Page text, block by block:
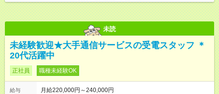
未読
未経験歓迎★大手通信サービスの受電スタッフ ＊
20代活躍中
正社員 職種未経験OK
給与
月給220,000円～240,000円